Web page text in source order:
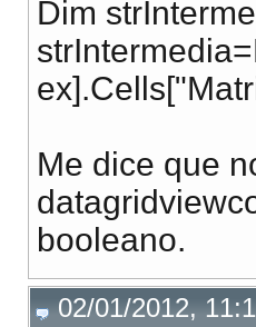
Dim
Me dice que
booleano.
02/01/2012,